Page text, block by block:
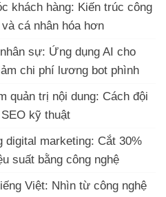
khách hàng: Kiến trúc công
cá nhân hóa hơn
sự: Ứng dụng AI cho
chi phí lương bot phình
quản trị nội dung: Cách đội
kỹ thuật
digital marketing: Cắt 30%
suất bằng công nghệ
Việt: Nhìn từ công nghệ